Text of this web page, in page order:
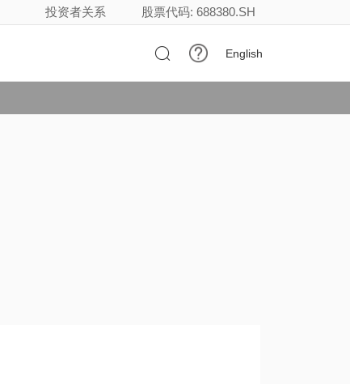
投资者关系 股票代码: 688380.SH
 English